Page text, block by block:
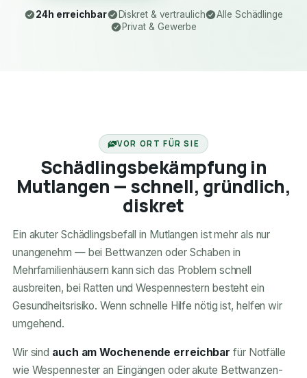
24h erreichbar Diskret & vertraulich
Alle Schädlinge
Privat & Gewerbe
VOR ORT FÜR SIE
Schädlingsbekämpfung in
Mutlangen — schnell, gründlich,
diskret
Ein akuter Schädlingsbefall in Mutlangen ist mehr als nur
unangenehm — bei Bettwanzen oder Schaben in
Mehrfamilienhäusern kann sich das Problem schnell
ausbreiten, bei Ratten und Wespennestern besteht ein
Gesundheitsrisiko. Wenn schnelle Hilfe nötig ist, helfen wir
umgehend.
Wir sind auch am Wochenende erreichbar für Notfälle
wie Wespennester an Eingängen oder akute Bettwanzen-